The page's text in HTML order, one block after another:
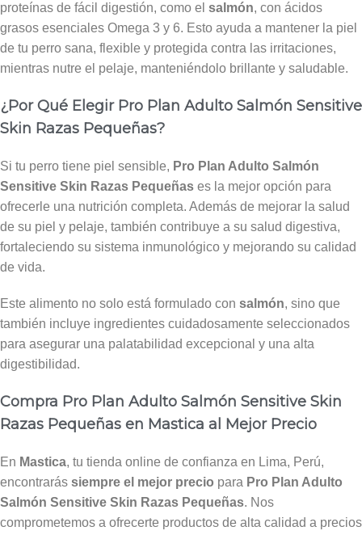
proteínas de fácil digestión, como el salmón, con ácidos
grasos esenciales Omega 3 y 6. Esto ayuda a mantener la piel
de tu perro sana, flexible y protegida contra las irritaciones,
mientras nutre el pelaje, manteniéndolo brillante y saludable.
¿Por Qué Elegir Pro Plan Adulto Salmón Sensitive
Skin Razas Pequeñas?
Si tu perro tiene piel sensible, Pro Plan Adulto Salmón
Sensitive Skin Razas Pequeñas es la mejor opción para
ofrecerle una nutrición completa. Además de mejorar la salud
de su piel y pelaje, también contribuye a su salud digestiva,
fortaleciendo su sistema inmunológico y mejorando su calidad
de vida.
Este alimento no solo está formulado con salmón, sino que
también incluye ingredientes cuidadosamente seleccionados
para asegurar una palatabilidad excepcional y una alta
digestibilidad.
Compra Pro Plan Adulto Salmón Sensitive Skin
Razas Pequeñas en Mastica al Mejor Precio
En Mastica, tu tienda online de confianza en Lima, Perú,
encontrarás siempre el mejor precio para Pro Plan Adulto
Salmón Sensitive Skin Razas Pequeñas. Nos
comprometemos a ofrecerte productos de alta calidad a precios